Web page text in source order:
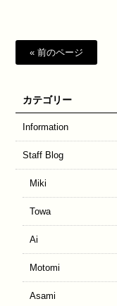
« 前のページ
カテゴリー
Information
Staff Blog
Miki
Towa
Ai
Motomi
Asami